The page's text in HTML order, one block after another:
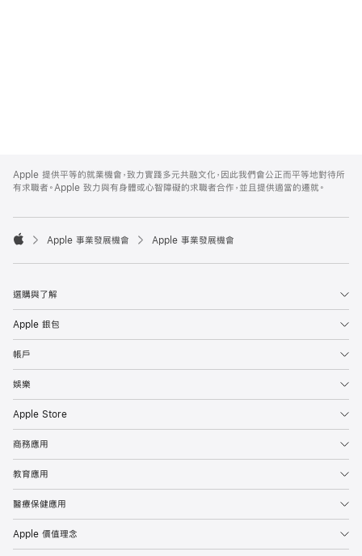
Footer
Apple 提供平等的就業機會，致力實踐多元共融文化，因此我們會公正而平等地對待所
有求職者。Apple 致力與有身體或心智障礙的求職者合作，並且提供適當的遷就。

Apple 事業發展機會 Apple 事業發展機會
選購與了解
Apple 銀包
帳戶
娛樂
Apple Store
商務應用
教育應用
醫療保健應用
Apple 價值理念